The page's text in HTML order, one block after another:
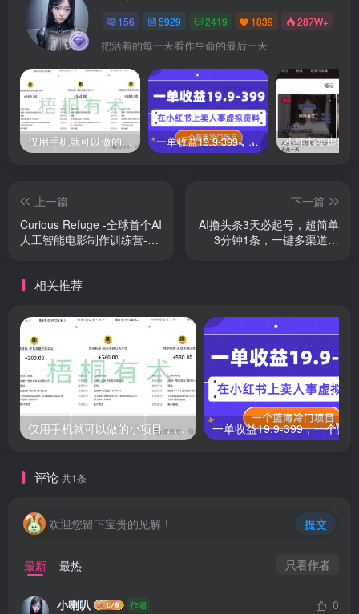
156 5929 2419 1839 287W+
把活着的每一天看作生命的最后一天
仅用手机就可以做的小项目，当天就能见钱，每天100-300 一单收益19.9-399，一个蓝海冷门项目，在小红书上卖人事虚拟资料
上一篇
Curious Refuge -全球首个AI
人工智能电影制作训练营-中
下一篇
AI撸头条3天必起号，超简单
3分钟1条，一键多渠道分
相关推荐
仅用手机就可以做的小项目，当天就能见钱，每天100-300
评论 共1条
欢迎您留下宝贵的见解！ 提交
最新 最热 只看作者
小喇叭 作者
0